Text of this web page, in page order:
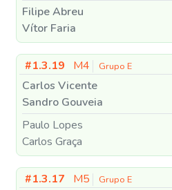
Filipe Abreu
Vítor Faria
#1.3.19 M4 Grupo E
Carlos Vicente
Sandro Gouveia
Paulo Lopes
Carlos Graça
#1.3.17 M5 Grupo E